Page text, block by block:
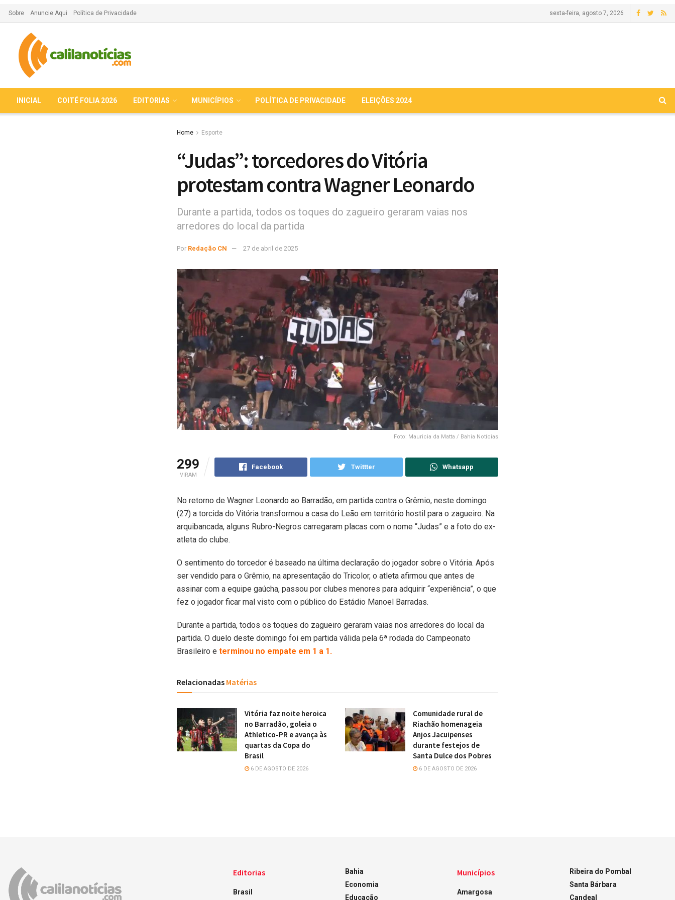
Sobre Anuncie Aqui Política de Privacidade sexta-feira, agosto 7, 2026
INICIAL COITÉ FOLIA 2026 EDITORIAS MUNICÍPIOS POLÍTICA DE PRIVACIDADE ELEIÇÕES 2024
Home Esporte
“Judas”: torcedores do Vitória
protestam contra Wagner Leonardo
Durante a partida, todos os toques do zagueiro geraram vaias nos
arredores do local da partida
Por Redação CN 27 de abril de 2025
Foto: Mauricia da Matta / Bahia Notícias
299
VIRAM
Facebook Twittter Whatsapp
No retorno de Wagner Leonardo ao Barradão, em partida contra o Grêmio, neste domingo
(27) a torcida do Vitória transformou a casa do Leão em território hostil para o zagueiro. Na
arquibancada, alguns Rubro-Negros carregaram placas com o nome “Judas” e a foto do ex-
atleta do clube.
O sentimento do torcedor é baseado na última declaração do jogador sobre o Vitória. Após
ser vendido para o Grêmio, na apresentação do Tricolor, o atleta afirmou que antes de
assinar com a equipe gaúcha, passou por clubes menores para adquirir “experiência”, o que
fez o jogador ficar mal visto com o público do Estádio Manoel Barradas.
Durante a partida, todos os toques do zagueiro geraram vaias nos arredores do local da
partida. O duelo deste domingo foi em partida válida pela 6ª rodada do Campeonato
Brasileiro e terminou no empate em 1 a 1.
Relacionadas Matérias
Vitória faz noite heroica
no Barradão, goleia o
Athletico-PR e avança às
quartas da Copa do
Brasil
6 DE AGOSTO DE 2026
Comunidade rural de
Riachão homenageia
Anjos Jacuipenses
durante festejos de
Santa Dulce dos Pobres
6 DE AGOSTO DE 2026
Editorias
Brasil
Bahia
Economia
Educação
Municípios
Amargosa
Ribeira do Pombal
Santa Bárbara
Candeal